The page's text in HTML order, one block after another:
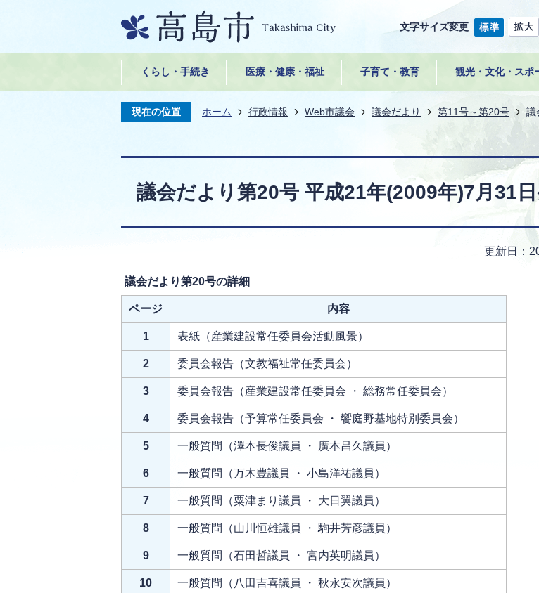
文字サイズ変更
くらし・手続き 医療・健康・福祉 子育て・教育 観光・文化・スポ
現在の位置 ホーム 行政情報 Web市議会 議会だより 第11号～第20号 議
議会だより第20号 平成21年(2009年)7月31
更新日：
議会だより第20号の詳細
ページ 内容
1 表紙（産業建設常任委員会活動風景）
2 委員会報告（文教福祉常任委員会）
3 委員会報告（産業建設常任委員会 ・ 総務常任委員会）
4 委員会報告（予算常任委員会 ・ 饗庭野基地特別委員会）
5 一般質問（澤本長俊議員 ・ 廣本昌久議員）
6 一般質問（万木豊議員 ・ 小島洋祐議員）
7 一般質問（粟津まり議員 ・ 大日翼議員）
8 一般質問（山川恒雄議員 ・ 駒井芳彦議員）
9 一般質問（石田哲議員 ・ 宮内英明議員）
10 一般質問（八田吉喜議員 ・ 秋永安次議員）